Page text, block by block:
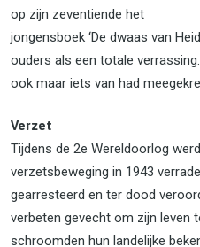
op zijn zeventiende het
jongensboek ‘De dwaas van
ouders als een totale
ook maar iets van had
Verzet
Tijdens de 2e Wereldoorlog
verzetsbeweging in 1943
gearresteerd en ter dood
verbeten gevecht om zijn leven
schroomden hun landelijke